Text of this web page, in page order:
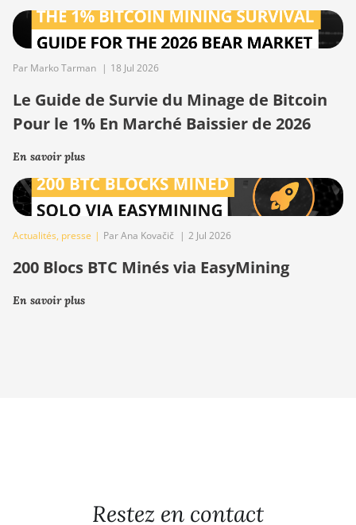
Par Marko Tarman | 18 Jul 2026
Le Guide de Survie du Minage de Bitcoin
Pour le 1% En Marché Baissier de 2026
En savoir plus
Actualités, presse | Par Ana Kovačič | 2 Jul 2026
200 Blocs BTC Minés via EasyMining
En savoir plus
Restez en contact